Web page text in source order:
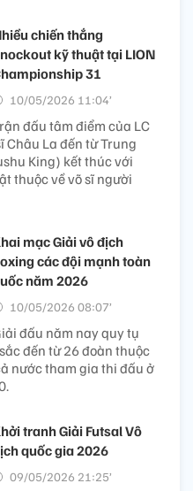
chiến thắng
kỹ thuật tại LION
31
10/05/2026 11:04’
đấu tâm điểm của LC
Châu La đến từ Trung
King) kết thúc với
thuộc về võ sĩ người
mạc Giải vô địch
các đội mạnh toàn
năm 2026
10/05/2026 08:07’
đấu năm nay quy tụ
đến từ 26 đoàn thuộc
nước tham gia thi đấu ở
tranh Giải Futsal Vô
quốc gia 2026
09/05/2026 21:25’